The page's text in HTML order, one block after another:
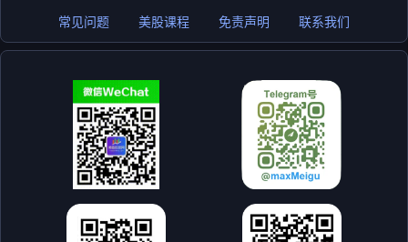
常见问题 美股课程 免责声明 联系我们